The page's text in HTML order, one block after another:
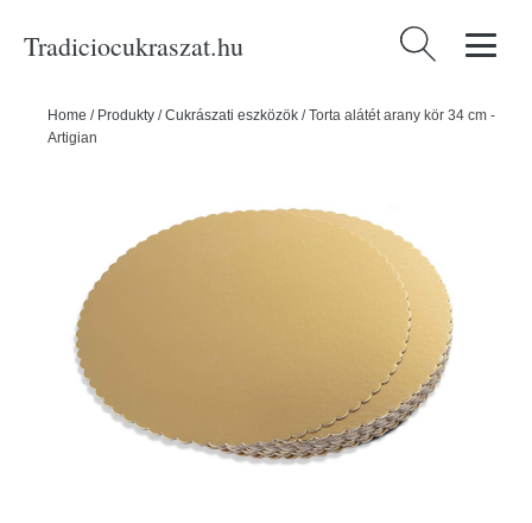
Tradiciocukraszat.hu Keresés:
Home / Produkty /Cukrászati eszközök /Torta alátét arany kör 34 cm -
Artigian